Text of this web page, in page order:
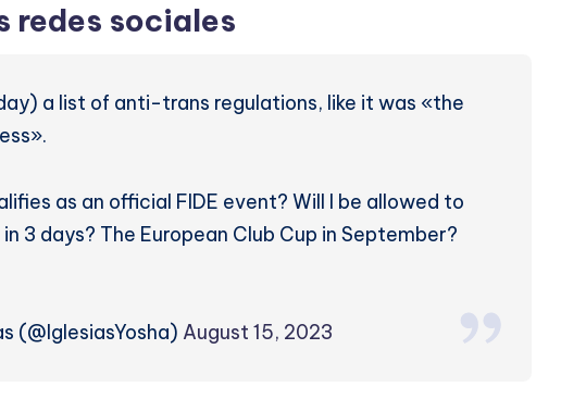
redes sociales
a list of anti-trans regulations, like it was «the
as an official FIDE event? Will I be allowed to
3 days? The European Club Cup in September?
(@IglesiasYosha) August 15, 2023